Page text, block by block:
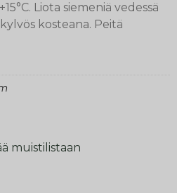
Liota siemeniä vedessä
kosteana. Peitä
muistilistaan